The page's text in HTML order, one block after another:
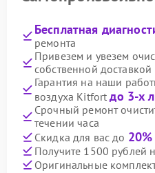
Бесплатная
ремонта
Привезем и увезем
собственной доставкой
Гарантия на наши
воздуха Kitfortдо 3-х
Срочный ремонт
течении часа
Скидка для вас до 20%
Получите 1500 рублей
Оригинальные